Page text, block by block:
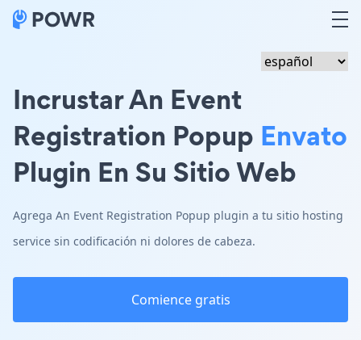
Incrustar An Event
Registration Popup Envato
Plugin En Su Sitio Web
Agrega An Event Registration Popup plugin a tu sitio hosting
service sin codificación ni dolores de cabeza.
Comience gratis